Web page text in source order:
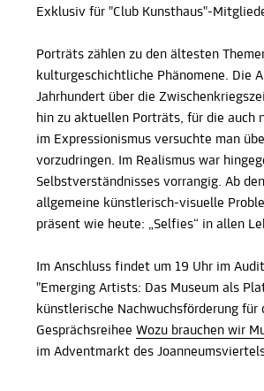
Exklusiv für "Club Kunsthaus"-
Porträts zählen zu den ältesten
kulturgeschichtliche Phänomene. Die
Jahrhundert über die
hin zu aktuellen Porträts, für die auch
im Expressionismus versuchte man
vorzudringen. Im Realismus war
Selbstverständnisses vorrangig. Ab
allgemeine künstlerisch-visuelle
präsent wie heute: „Selfies“ in allen
Im Anschluss findet um 19 Uhr im
"Emerging Artists: Das Museum als
künstlerische Nachwuchsförderung
Gesprächsreihee Wozu brauchen wir
im Adventmarkt des